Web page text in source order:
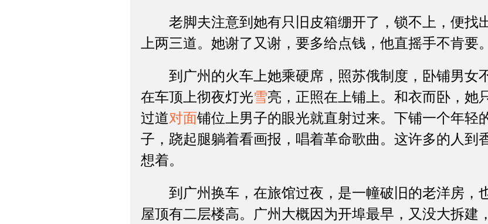
老脚夫注意到她有只旧皮箱绷开了，锁不上，便找
上两三道。她谢了又谢，要多给点钱，他直摇手不肯要。
到广州的火车上她乘硬席，照苏俄制度，卧铺男女
在车顶上彻夜灯光雪亮，正照在上铺上。和衣而卧，她
过道对面铺位上男子的眼光就直射过来。下铺一个年轻
子，跷起腿躺着看画报，唱着革命歌曲。这许多的人到
想着。
到广州换车，在旅馆过夜，是一幢破旧的老洋房，
屋顶有二层楼高。广州大概因为开埠最早，又没大拆建